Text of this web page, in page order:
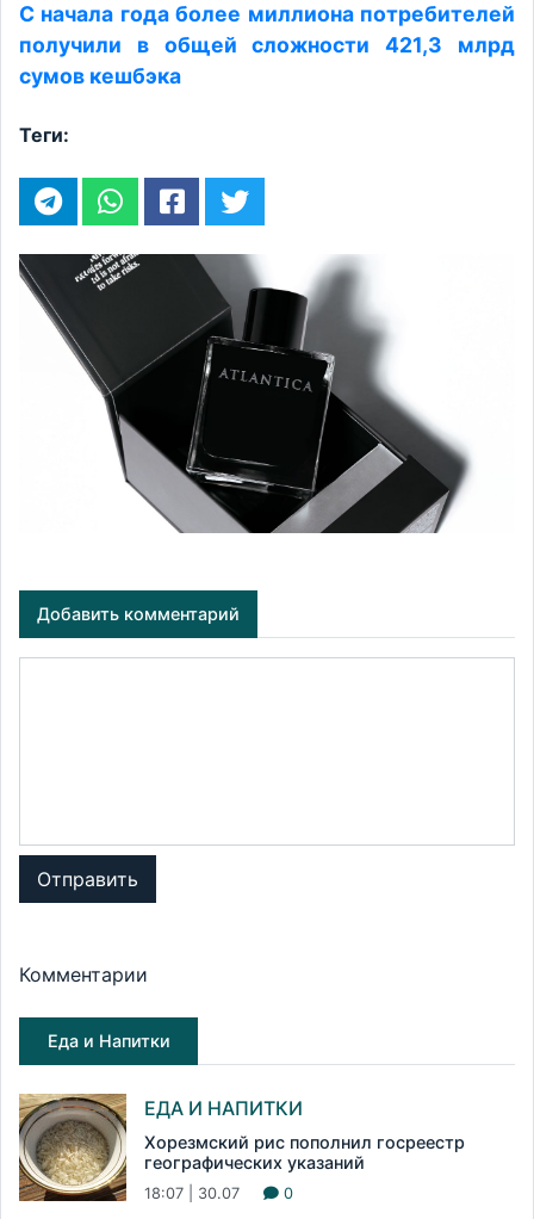
С начала года более миллиона потребителей
получили в общей сложности 421,3 млрд
сумов кешбэка
Теги:
Добавить комментарий
Отправить
Комментарии
Еда и Напитки
ЕДА И НАПИТКИ
Хорезмский рис пополнил госреестр
географических указаний
18:07 | 30.07 0